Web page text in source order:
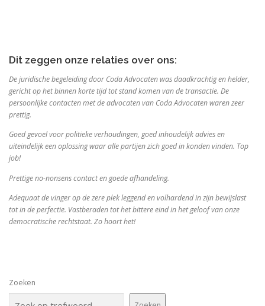
Dit zeggen onze relaties over ons:
De juridische begeleiding door Coda Advocaten was daadkrachtig en helder,
gericht op het binnen korte tijd tot stand komen van de transactie. De
persoonlijke contacten met de advocaten van Coda Advocaten waren zeer
prettig.
Goed gevoel voor politieke verhoudingen, goed inhoudelijk advies en
uiteindelijk een oplossing waar alle partijen zich goed in konden vinden. Top
job!
Prettige no-nonsens contact en goede afhandeling.
Adequaat de vinger op de zere plek leggend en volhardend in zijn bewijslast
tot in de perfectie. Vastberaden tot het bittere eind in het geloof van onze
democratische rechtstaat. Zo hoort het!
Zoeken